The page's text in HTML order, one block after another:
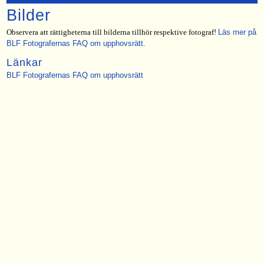
Bilder
Observera att rättigheterna till bilderna tillhör respektive fotograf!
Läs mer på
BLF Fotografernas FAQ om upphovsrätt
Länkar
BLF Fotografernas FAQ om upphovsrätt